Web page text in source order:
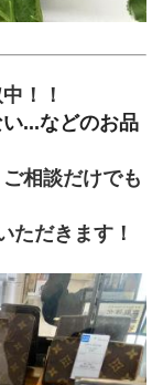
！！
...などのお品
相談だけでも
ただきます！